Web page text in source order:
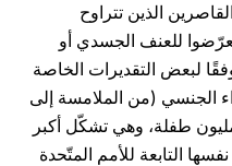
الذين تتراوح
و17 عامًا قد تعرّضوا للعنف الجسدي أو
لبعض التقديرات الخاصة
فإن الاعتداء الجنسي (من الملامسة إلى
قد طال أكثر من 120 مليون طفلة، وهي تشكّل أكبر
التابعة للأمم المتّحدة